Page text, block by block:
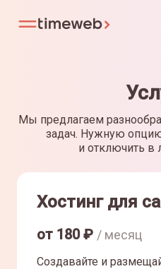
Мы предлагаем
задач. Нужную
и отключить в
Хостинг для
от 180₽ / месяц
Создавайте и